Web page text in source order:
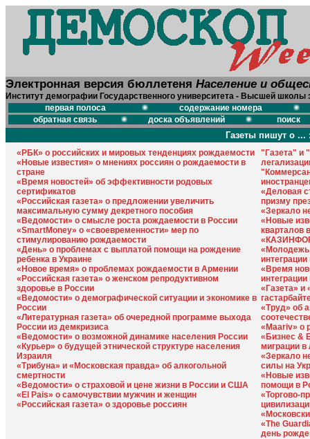
Электронная версия бюллетеня Население и
Институт демографии Государственного университета - Высшей школы
первая полоса
содержание номера
обратная связь
доска объявлений поиск
Газеты пишут о ...
«РБК» о российских и мировых тенденциях рождаемости
«Новые известия» о мнениях россиян о рождаемости в
стране
«Время новостей» об эффективности родовых
сертификатов
«Российская газета» о предложении увеличить
максимальную сумму декретного пособия
«Ведомости» о смысле роста рождаемости в России
«SmartMoney» о «своевременности» мер по
стимулированию рождаемости
«День» о проблемах с выплатой помощи на рождение
ребенка в Украине
«Новое время» о проблемах рождаемости в Армении
«Российская газета» о женском репродуктивном
здоровье в России
«Ведомости» о демографической ситуации и экономике в
России
«Литературная газета» об очередной программе выхода
России из демкризиса
«Ведомости» о возможной динамике населения России
«Курьер» о будущей этнической структуре населения
Израиля
«Трибуна» и «Московская правда» об алкогольной
смертности
«Ведомости» о страховой и цене жизни в России и США
«El Pais» о самочувствии мужчин и женщин
«Российская газета» о здоровье россиян
"Газета" и
«Деловая
призму
«Зеркало
«Новые
кварталов
«Молодежь
«Время
«Газета» и
«Труд» об
«Maariv» о
«Бизнес &
миграции в
«Зеркало
силы на
«Новые
помощи в
«Торгово-
«The
день